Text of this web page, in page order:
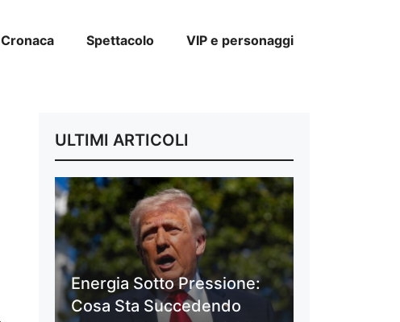
Cronaca Spettacolo VIP e personaggi
ULTIMI ARTICOLI
Energia Sotto Pressione:
Cosa Sta Succedendo